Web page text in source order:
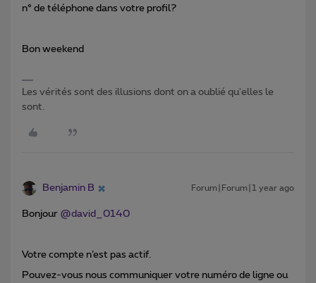
n° de téléphone dans votre profil?
Bon weekend
Les vérités sont des illusions dont on a oublié qu'elles le
sont.
Benjamin B Forum|Forum|1 year ago
Bonjour @david_0140
Votre compte n’est pas actif.
Pouvez-vous nous communiquer votre numéro de ligne ou